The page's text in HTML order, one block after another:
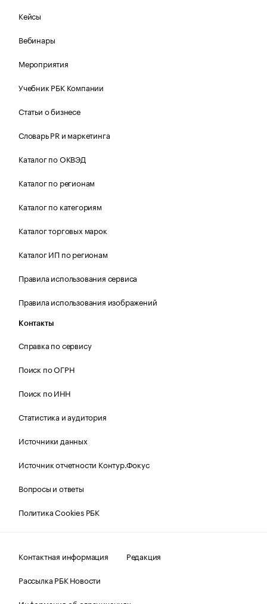
Кейсы
Вебинары
Мероприятия
Учебник РБК Компании
Статьи о бизнесе
Словарь PR и маркетинга
Каталог по ОКВЭД
Каталог по регионам
Каталог по категориям
Каталог торговых марок
Каталог ИП по регионам
Правила использования сервиса
Правила использования изображений
Контакты
Справка по сервису
Поиск по ОГРН
Поиск по ИНН
Статистика и аудитория
Источники данных
Источник отчетности Контур.Фокус
Вопросы и ответы
Политика Cookies РБК
Контактная информация
Редакция
Рассылка РБК Новости